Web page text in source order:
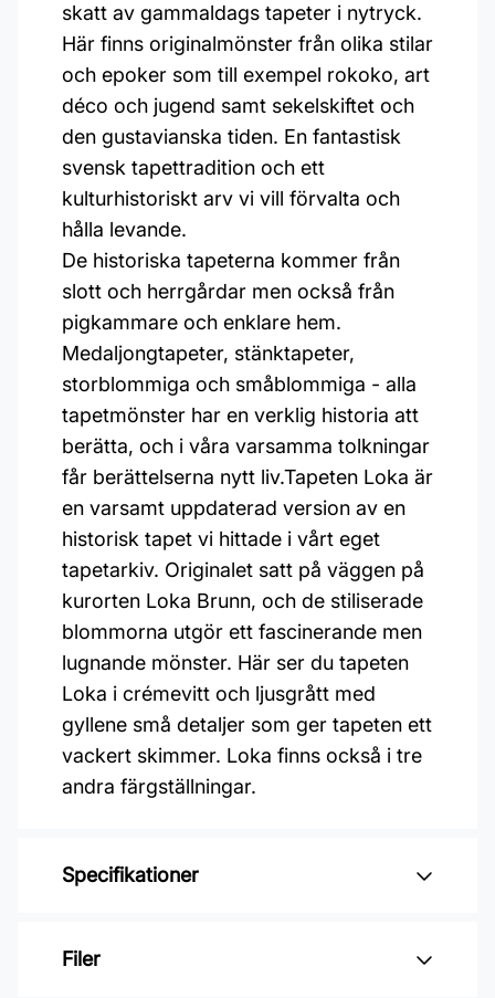
skatt av gammaldags tapeter i nytryck.
Här finns originalmönster från olika stilar
och epoker som till exempel rokoko, art
déco och jugend samt sekelskiftet och
den gustavianska tiden. En fantastisk
svensk tapettradition och ett
kulturhistoriskt arv vi vill förvalta och
hålla levande.
De historiska tapeterna kommer från
slott och herrgårdar men också från
pigkammare och enklare hem.
Medaljongtapeter, stänktapeter,
storblommiga och småblommiga - alla
tapetmönster har en verklig historia att
berätta, och i våra varsamma tolkningar
får berättelserna nytt liv.Tapeten Loka är
en varsamt uppdaterad version av en
historisk tapet vi hittade i vårt eget
tapetarkiv. Originalet satt på väggen på
kurorten Loka Brunn, och de stiliserade
blommorna utgör ett fascinerande men
lugnande mönster. Här ser du tapeten
Loka i crémevitt och ljusgrått med
gyllene små detaljer som ger tapeten ett
vackert skimmer. Loka finns också i tre
andra färgställningar.
Specifikationer
Varumärke: Boråstapeter
Filer